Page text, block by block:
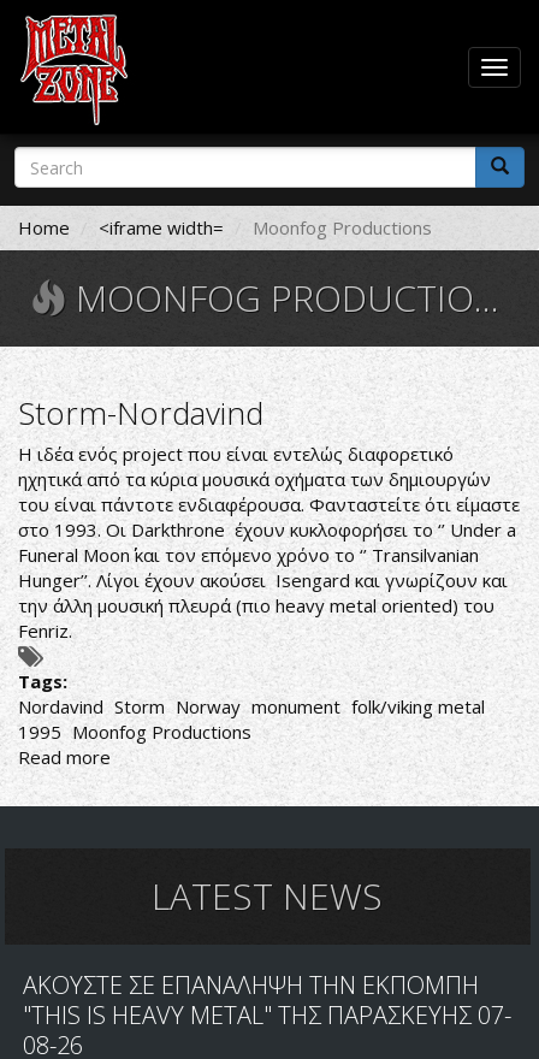
Skip
main
content
Search
form
Search
Home <iframe width= Moonfog Productions
MOONFOG PRODUCTIONS
Storm-Nordavind
Η ιδέα ενός project που είναι εντελώς διαφορετικό
ηχητικά από τα κύρια μουσικά οχήματα των δημιουργών
του είναι πάντοτε ενδιαφέρουσα. Φανταστείτε ότι είμαστε
στο 1993. Οι Darkthrone έχουν κυκλοφορήσει το ‘’ Under a
Funeral Moon΄΄ και τον επόμενο χρόνο το ‘’ Transilvanian
Hunger’’. Λίγοι έχουν ακούσει Isengard και γνωρίζουν και
την άλλη μουσική πλευρά (πιο heavy metal oriented) του
Fenriz.
Tags:
Nordavind Storm Norway monument folk/viking metal
1995 Moonfog Productions
Read more about
Storm-
Nordavind
LATEST NEWS
ΑΚΟΥΣΤΕ ΣΕ ΕΠΑΝΑΛΗΨΗ ΤΗΝ ΕΚΠΟΜΠΗ
"THIS IS HEAVY METAL" ΤΗΣ ΠΑΡΑΣΚΕΥΗΣ 07-
08-26